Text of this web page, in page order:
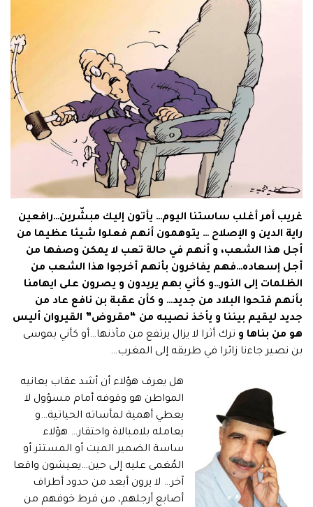
غريب أمر أغلب ساستنا اليوم… يأتون إليك مبشّرين…رافعين
راية الدين و الإصلاح … يتوهمون أنهم فعلوا شيئا عظيما من
أجل هذا الشعب، و أنهم في حالة تعب لا يمكن وصفها من
أجل إسعاده…فهم يفاخرون بأنهم أخرجوا هذا الشعب من
الظلمات إلى النور…و كأني بهم يريدون و يصرون على ايهامنا
بأنهم فتحوا البلاد من جديد… و كأن عقبة بن نافع عاد من
جديد ليقيم بيننا و يأخذ نصيبه من “مقروض” القيروان أليس
هو من بناها و ترك أثرا لا يزال يرتفع من مآذنها…أو كأني بموسى
بن نصير جاءنا زائرا في طريقه إلى المغرب…
هل يعرف هؤلاء أن أشد عقاب يعانيه
المواطن هو وقوفه أمام مسؤول لا
يعطي أهمية لمأساته الحياتية…و
يعامله بلامبالاة واحتقار… هؤلاء
ساسة الضمير الميت أو المستتر أو
المُغمى عليه إلى حين…يعيشون واقعا
آخر… لا يرون أبعد من حدود أطراف
أصابع أرجلهم، من فرط خوفهم من